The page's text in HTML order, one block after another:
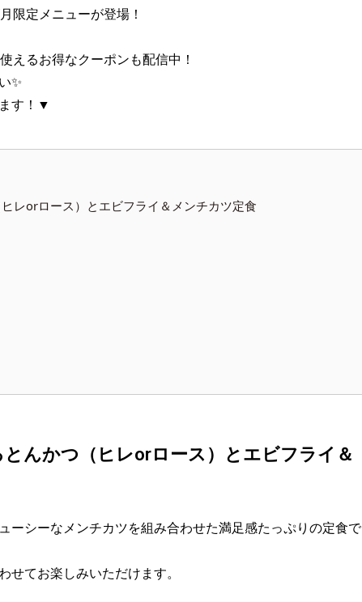
限定メニューが登場！
えるお得なクーポンも配信中！
✨
す！▼
レorロース）とエビフライ＆メンチカツ定食
んかつ（ヒレorロース）とエビフライ＆
ーシーなメンチカツを組み合わせた満足感たっぷりの定食で
せてお楽しみいただけます。